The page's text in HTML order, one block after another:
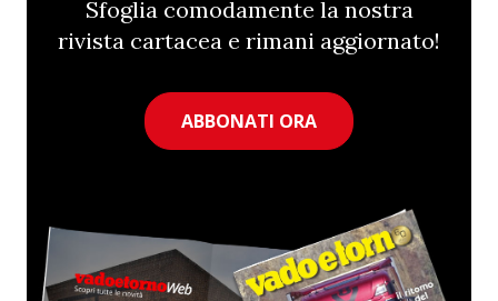
Sfoglia comodamente la nostra
rivista cartacea e rimani aggiornato!
ABBONATI ORA